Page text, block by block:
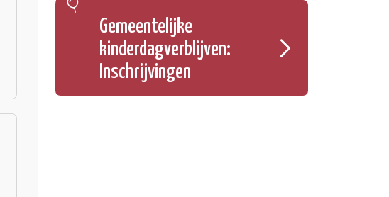
Gemeentelijke
kinderdagverblijven:
Inschrijvingen